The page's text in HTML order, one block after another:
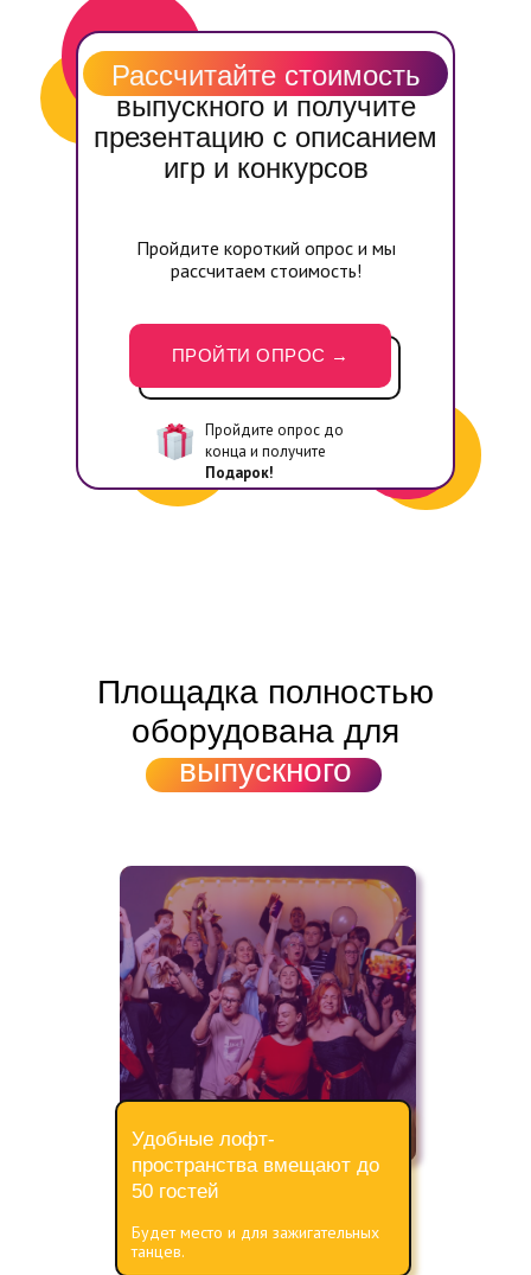
Рассчитайте стоимость
выпускного и получите
презентацию с описанием
игр и конкурсов
Пройдите короткий опрос и мы
рассчитаем стоимость!
Пройдите опрос до
конца и получите
Подарок!
ПРОЙТИ ОПРОС →
Площадка полностью
оборудована для
выпускного
Удобные лофт-
пространства вмещают до
50 гостей
Будет место и для зажигательных
танцев.